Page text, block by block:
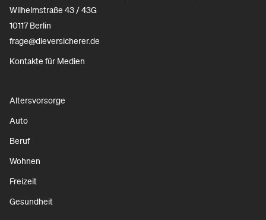
Wilhelmstraße 43 / 43G
10117 Berlin
frage@dieversicherer.de
Kontakte für Medien
Altersvorsorge
Auto
Beruf
Wohnen
Freizeit
Gesundheit